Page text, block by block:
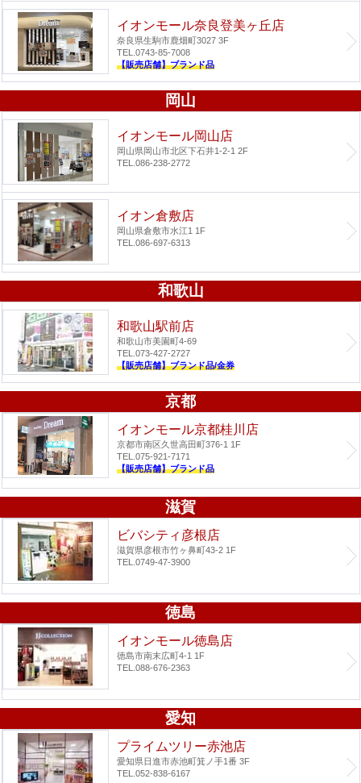
イオンモール奈良登美ヶ丘店
奈良県生駒市鹿畑町3027 3F
TEL.0743-85-7008
【販売店舗】ブランド品
岡山
イオンモール岡山店
岡山県岡山市北区下石井1-2-1 2F
TEL.086-238-2772
イオン倉敷店
岡山県倉敷市水江1 1F
TEL.086-697-6313
和歌山
和歌山駅前店
和歌山市美園町4-69
TEL.073-427-2727
【販売店舗】ブランド品/金券
京都
イオンモール京都桂川店
京都市南区久世高田町376-1 1F
TEL.075-921-7171
【販売店舗】ブランド品
滋賀
ビバシティ彦根店
滋賀県彦根市竹ヶ鼻町43-2 1F
TEL.0749-47-3900
徳島
イオンモール徳島店
徳島市南末広町4-1 1F
TEL.088-676-2363
愛知
プライムツリー赤池店
愛知県日進市赤池町箕ノ手1番 3F
TEL.052-838-6167